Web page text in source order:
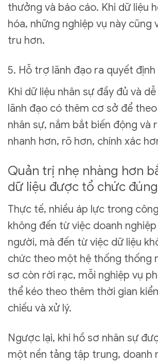
thưởng và báo cáo. Khi dữ liệu
hóa, những nghiệp vụ này cũng
tru hơn.
5. Hỗ trợ lãnh đạo ra quyết
Khi dữ liệu nhân sự đầy đủ và
lãnh đạo có thêm cơ sở để
nhân sự, nắm bắt biến động và
nhanh hơn, rõ hơn, chính xác
Quản trị nhẹ nhàng hơn
dữ liệu được tổ chức đúng
Thực tế, nhiều áp lực trong
không đến từ việc doanh
người, mà đến từ việc dữ liệu
chức theo một hệ thống thống
sơ còn rời rạc, mỗi nghiệp vụ
thể kéo theo thêm thời gian
chiếu và xử lý.
Ngược lại, khi hồ sơ nhân sự
một nền tảng tập trung, doanh